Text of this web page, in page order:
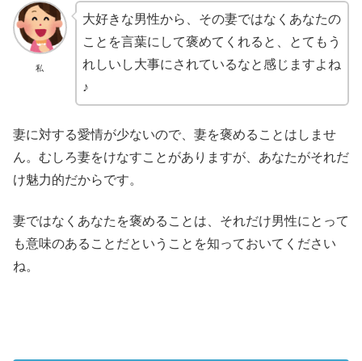
私
大好きな男性から、その妻ではなくあなたの
ことを言葉にして褒めてくれると、とてもう
れしいし大事にされているなと感じますよね
♪
妻に対する愛情が少ないので、妻を褒めることはしませ
ん。むしろ妻をけなすことがありますが、あなたがそれだ
け魅力的だからです。
妻ではなくあなたを褒めることは、それだけ男性にとって
も意味のあることだということを知っておいてください
ね。